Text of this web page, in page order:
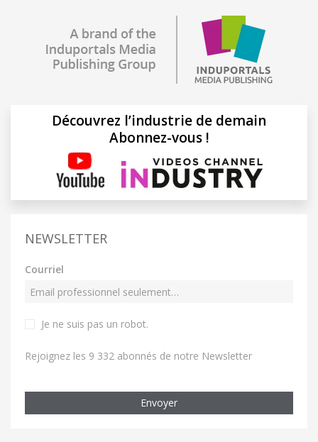
Découvrez l’industrie de demain
Abonnez-vous !
NEWSLETTER
Courriel
Je ne suis pas un robot.
Rejoignez les 9 332 abonnés de notre Newsletter
Envoyer